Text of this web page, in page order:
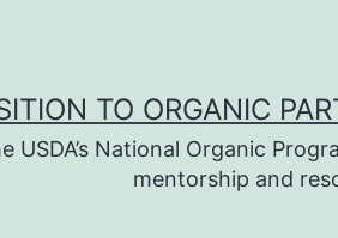
TO ORGANIC
USDA’s National Organic
mentorship and